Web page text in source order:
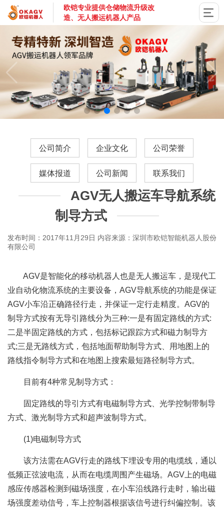
欧铠专业提供仓储物流升级改
造、无人搬运机器人产品
公司简介 企业文化 公司荣誉
媒体报道 公司新闻 联系我们
AGV无人搬运车导航系统
制导方式
发布时间：2017年11月29日 内容来源：深圳市欧铠智能机器人股份
有限公司
AGV是智能化的移动机器人也是无人搬运车，是现代工
业自动化物流系统的主要设备，AGV导航系统的功能是保证
AGV小车沿正确路径行走，并保证一定行走精度。AGV的
制导方式按有无导引路线分为三种:一是有固定路线的方式:
二是半固定路线的方式，包括标记跟踪方式和磁力制导方
式;三是无路线方式，包括地面帮助制导方式、用地图上的
路线指令制导方式和在地图上搜索最短路径制导方式。
目前有4种常见制导方式：
固定路线的导引方式有电磁制导方式、光学控制带制导
方式、激光制导方式和超声波制导方式。
(1)电磁制导方式
该方法需在AGV行走的路线下埋设专用的电缆线，通以
低频正弦波电流，从而在电缆周围产生磁场。AGV上的电磁
感应传感器检测到磁场强度，在小车沿线路行走时，输出磁
场强度差动信号，车上控制器根据该信号进行纠偏控制。该